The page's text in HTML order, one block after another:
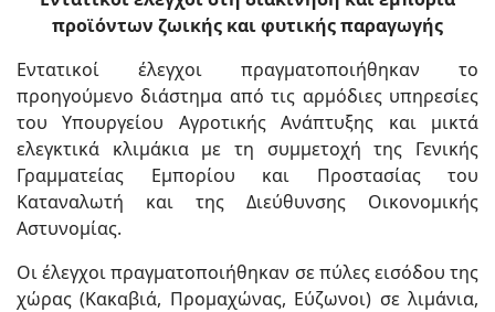
προϊόντων ζωικής και φυτικής παραγωγής
Εντατικοί έλεγχοι πραγματοποιήθηκαν το
προηγούμενο διάστημα από τις αρμόδιες υπηρεσίες
του Υπουργείου Αγροτικής Ανάπτυξης και μικτά
ελεγκτικά κλιμάκια με τη συμμετοχή της Γενικής
Γραμματείας Εμπορίου και Προστασίας του
Καταναλωτή και της Διεύθυνσης Οικονομικής
Αστυνομίας.
Οι έλεγχοι πραγματοποιήθηκαν σε πύλες εισόδου της
χώρας (Κακαβιά, Προμαχώνας, Εύζωνοι) σε λιμάνια,